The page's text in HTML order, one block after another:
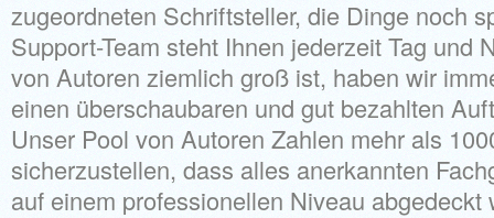
zugeordneten Schriftsteller, die Dinge noch
Support-Team steht Ihnen jederzeit Tag und
von Autoren ziemlich groß ist, haben wir
einen überschaubaren und gut bezahlten
Unser Pool von Autoren Zahlen mehr als
sicherzustellen, dass alles anerkannten
auf einem professionellen Niveau abgedeckt